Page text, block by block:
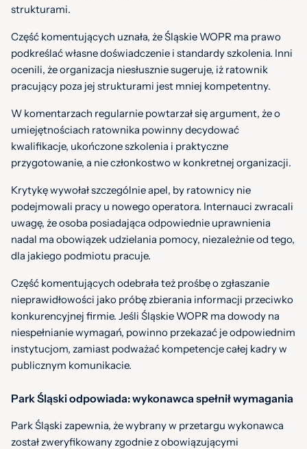
strukturami.
Część komentujących uznała, że Śląskie WOPR ma prawo
podkreślać własne doświadczenie i standardy szkolenia. Inni
ocenili, że organizacja niesłusznie sugeruje, iż ratownik
pracujący poza jej strukturami jest mniej kompetentny.
W komentarzach regularnie powtarzał się argument, że o
umiejętnościach ratownika powinny decydować
kwalifikacje, ukończone szkolenia i praktyczne
przygotowanie, a nie członkostwo w konkretnej organizacji.
Krytykę wywołał szczególnie apel, by ratownicy nie
podejmowali pracy u nowego operatora. Internauci zwracali
uwagę, że osoba posiadająca odpowiednie uprawnienia
nadal ma obowiązek udzielania pomocy, niezależnie od tego,
dla jakiego podmiotu pracuje.
Część komentujących odebrała też prośbę o zgłaszanie
nieprawidłowości jako próbę zbierania informacji przeciwko
konkurencyjnej firmie. Jeśli Śląskie WOPR ma dowody na
niespełnianie wymagań, powinno przekazać je odpowiednim
instytucjom, zamiast podważać kompetencje całej kadry w
publicznym komunikacie.
Park Śląski odpowiada: wykonawca spełnił wymagania
Park Śląski zapewnia, że wybrany w przetargu wykonawca
został zweryfikowany zgodnie z obowiązującymi